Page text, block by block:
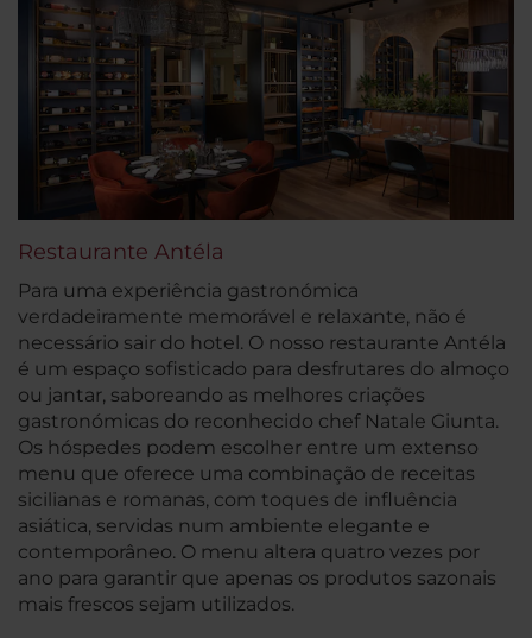
Restaurante Antéla
Para uma experiência gastronómica
verdadeiramente memorável e relaxante, não é
necessário sair do hotel. O nosso restaurante Antéla
é um espaço sofisticado para desfrutares do almoço
ou jantar, saboreando as melhores criações
gastronómicas do reconhecido chef Natale Giunta.
Os hóspedes podem escolher entre um extenso
menu que oferece uma combinação de receitas
sicilianas e romanas, com toques de influência
asiática, servidas num ambiente elegante e
contemporâneo. O menu altera quatro vezes por
ano para garantir que apenas os produtos sazonais
mais frescos sejam utilizados.